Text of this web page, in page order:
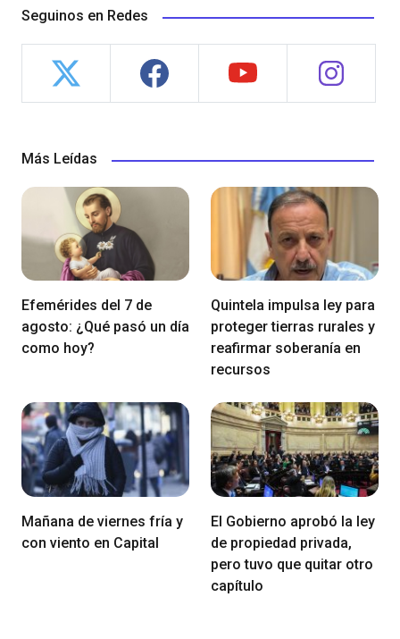
Seguinos en Redes
Más Leídas
Efemérides del 7 de
agosto: ¿Qué pasó un día
como hoy?
Quintela impulsa ley para
proteger tierras rurales y
reafirmar soberanía en
recursos
Mañana de viernes fría y
con viento en Capital
El Gobierno aprobó la ley
de propiedad privada,
pero tuvo que quitar otro
capítulo